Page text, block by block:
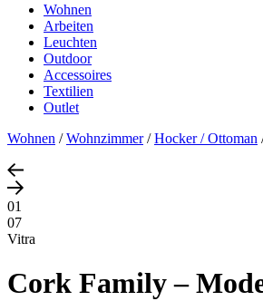
Wohnen
Arbeiten
Leuchten
Outdoor
Accessoires
Textilien
Outlet
Wohnen /Wohnzimmer/Hocker / Ottoman
01
07
Vitra
Cork Family –